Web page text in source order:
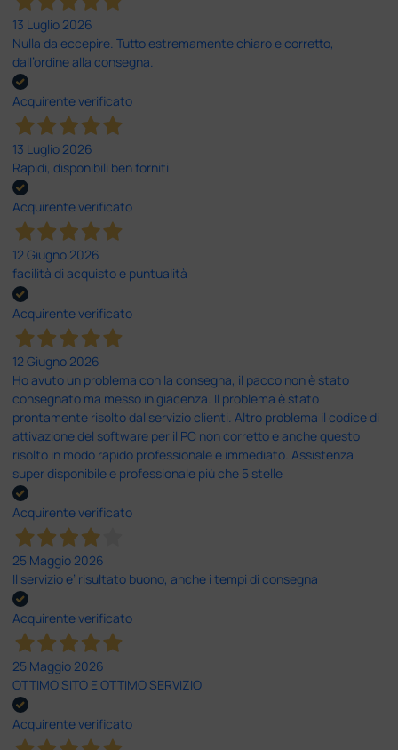
13 Luglio 2026
Nulla da eccepire. Tutto estremamente chiaro e corretto,
dall’ordine alla consegna.
Acquirente verificato
13 Luglio 2026
Rapidi, disponibili ben forniti
Acquirente verificato
12 Giugno 2026
facilità di acquisto e puntualità
Acquirente verificato
12 Giugno 2026
Ho avuto un problema con la consegna, il pacco non è stato
consegnato ma messo in giacenza. Il problema è stato
prontamente risolto dal servizio clienti. Altro problema il codice di
attivazione del software per il PC non corretto e anche questo
risolto in modo rapido professionale e immediato. Assistenza
super disponibile e professionale più che 5 stelle
Acquirente verificato
25 Maggio 2026
Il servizio e’ risultato buono, anche i tempi di consegna
Acquirente verificato
25 Maggio 2026
OTTIMO SITO E OTTIMO SERVIZIO
Acquirente verificato